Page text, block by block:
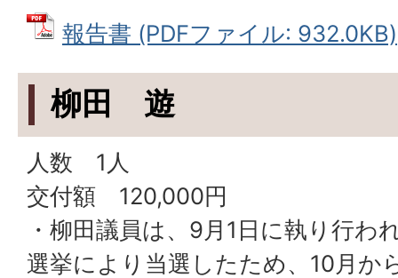
報告書 (PDFファイル: 932.0KB)
柳田 遊
人数 1人
交付額 120,000円
・柳田議員は、9月1日に執り行わ
選挙により当選したため、10月か